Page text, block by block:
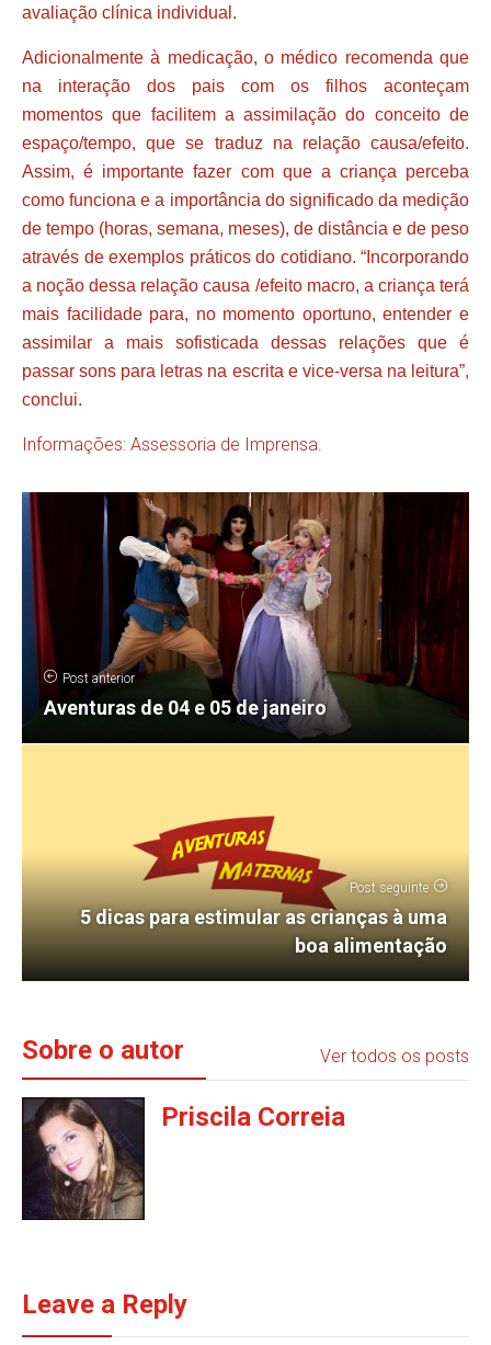
avaliação clínica individual.
Adicionalmente à medicação, o médico recomenda que
na interação dos pais com os filhos aconteçam
momentos que facilitem a assimilação do conceito de
espaço/tempo, que se traduz na relação causa/efeito.
Assim, é importante fazer com que a criança perceba
como funciona e a importância do significado da medição
de tempo (horas, semana, meses), de distância e de peso
através de exemplos práticos do cotidiano. “Incorporando
a noção dessa relação causa /efeito macro, a criança terá
mais facilidade para, no momento oportuno, entender e
assimilar a mais sofisticada dessas relações que é
passar sons para letras na escrita e vice-versa na leitura”,
conclui.
Informações: Assessoria de Imprensa.
Post anterior
Aventuras de 04 e 05 de janeiro
Post seguinte
5 dicas para estimular as crianças à uma
boa alimentação
Sobre o autor Ver todos os posts
Priscila Correia
Leave a Reply